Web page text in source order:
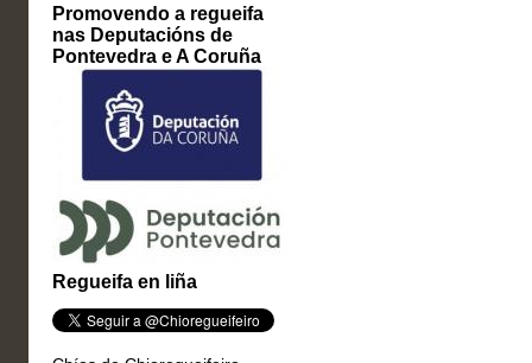
Promovendo a regueifa
nas Deputacións de
Pontevedra e A Coruña
Regueifa en liña